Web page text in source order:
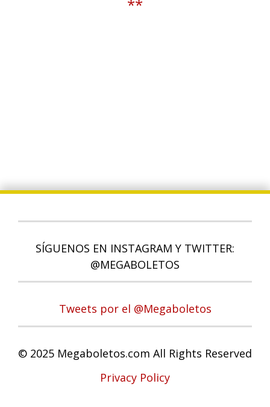
**
SÍGUENOS EN INSTAGRAM Y TWITTER:
@MEGABOLETOS
Tweets por el @Megaboletos
© 2025 Megaboletos.com All Rights Reserved
Privacy Policy